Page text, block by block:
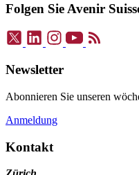
Folgen Sie Avenir
Newsletter
Abonnieren Sie unseren
Anmeldung
Kontakt